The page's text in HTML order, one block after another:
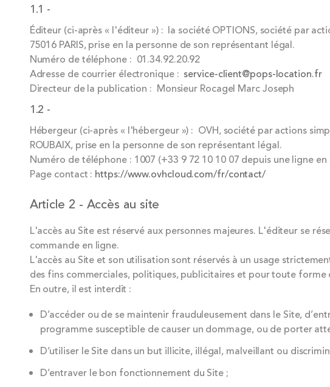
1.1 -
Éditeur (ci-après « l'éditeur ») : la société OPTIONS, société par
75016 PARIS, prise en la personne de son représentant légal.
Numéro de téléphone : 01.34.92.20.92
Adresse de courrier électronique : service-client@pops-location.fr
Directeur de la publication : Monsieur Rocagel Marc Joseph
1.2 -
Hébergeur (ci-après « l'hébergeur ») : OVH, société par actions
ROUBAIX, prise en la personne de son représentant légal.
Numéro de téléphone : 1007 (+33 9 72 10 10 07 depuis une ligne
Page contact : https://www.ovhcloud.com/fr/contact/
Article 2 - Accès au site
L'accès au Site est réservé aux personnes majeures. L'éditeur se
commande en ligne.
L'accès au Site et son utilisation sont réservés à un usage
des fins commerciales, politiques, publicitaires et pour toute
En outre, il est interdit :
D’accéder ou de se maintenir frauduleusement dans le Site,
programme susceptible de causer un dommage, ou de porter
D’utiliser le Site dans un but illicite, illégal, malveillant ou
D’entraver le bon fonctionnement du Site ;